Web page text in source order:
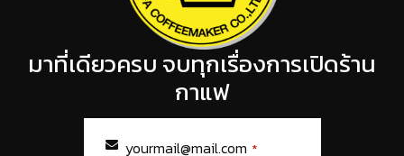
มาที่เดียวครบ จบทุกเรื่องการเปิดร้าน
กาแฟ
yourmail@mail.com *